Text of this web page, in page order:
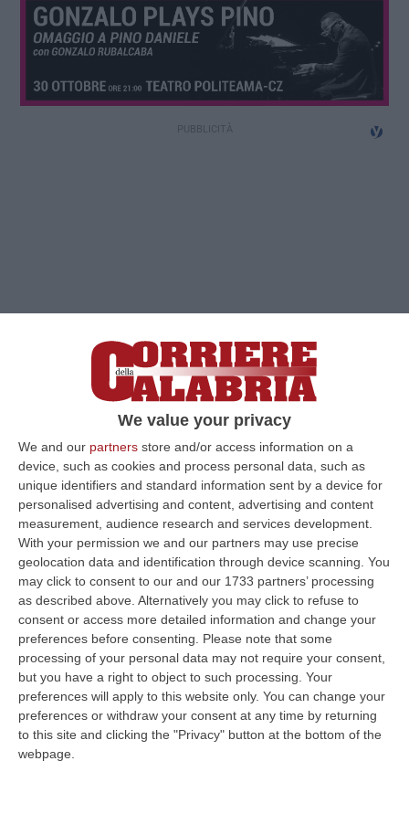
We value your privacy
We and our partners store and/or access information on a
device, such as cookies and process personal data, such as
unique identifiers and standard information sent by a device for
personalised advertising and content, advertising and content
measurement, audience research and services development.
With your permission we and our partners may use precise
geolocation data and identification through device scanning. You
may click to consent to our and our 1733 partners’ processing
as described above. Alternatively you may click to refuse to
consent or access more detailed information and change your
preferences before consenting.
Please note that some
processing of your personal data may not require your consent,
but you have a right to object to such processing. Your
preferences will apply to this website only. You can change your
preferences or withdraw your consent at any time by returning
to this site and clicking the "Privacy" button at the bottom of the
webpage.
Clicca e segui “Corriere della Calabria” su Google News
BOVALINOData alle fiamme la casa di
campagna del sindaco di Bovalino. Ignoti
hanno appiccato il fuoco all’edificio ubicato
nel podere di proprietà di Tommaso Mittiga,
ubicato in contrada Biviera del comune
jonico. Il rogo è stato sicuramente di natura
dolosa: i vigili del fuoco, intervenuti per